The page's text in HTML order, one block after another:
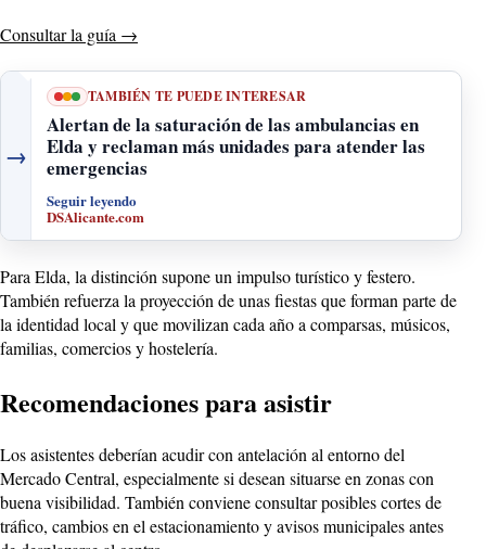
Consultar la guía →
→
TAMBIÉN TE PUEDE INTERESAR
Alertan de la saturación de las ambulancias en
Elda y reclaman más unidades para atender las
emergencias
Seguir leyendo
DSAlicante.com
Para Elda, la distinción supone un impulso turístico y festero.
También refuerza la proyección de unas fiestas que forman parte de
la identidad local y que movilizan cada año a comparsas, músicos,
familias, comercios y hostelería.
Recomendaciones para asistir
Los asistentes deberían acudir con antelación al entorno del
Mercado Central, especialmente si desean situarse en zonas con
buena visibilidad. También conviene consultar posibles cortes de
tráfico, cambios en el estacionamiento y avisos municipales antes